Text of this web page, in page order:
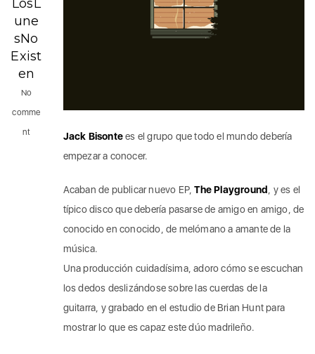
Jack Bisontees el grupo que todo el mundo debería
empezar a conocer.
Acaban de publicar nuevo EP,The Playground , y es el
típico disco que debería pasarse de amigo en amigo, de
conocido en conocido, de melómano a amante de la
música.
Una producción cuidadísima, adoro cómo se escuchan
los dedos deslizándose sobre las cuerdas de la
guitarra, y grabado en el estudio de Brian Hunt para
mostrar lo que es capaz este dúo madrileño.
LosL
une
sNo
Exist
en
No
comme
nt